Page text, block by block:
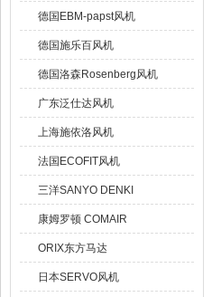
德国EBM-papst风机
德国施乐百风机
德国洛森Rosenberg风机
广东泛仕达风机
上海施依洛风机
法国ECOFIT风机
三洋SANYO DENKI
康姆罗顿 COMAIR
ORIX东方马达
日本SERVO风机